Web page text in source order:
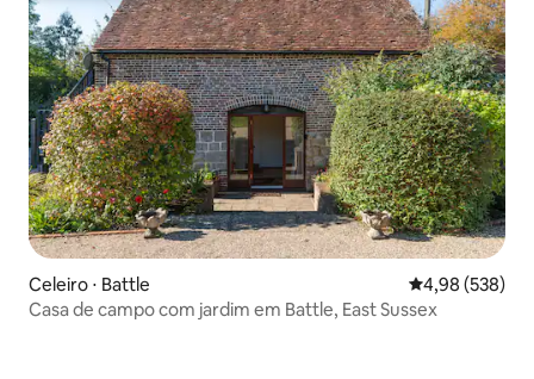
Celeiro ⋅ Battle 4,98 de uma
4,98 (538)
Casa de campo com jardim em Battle, East Sussex